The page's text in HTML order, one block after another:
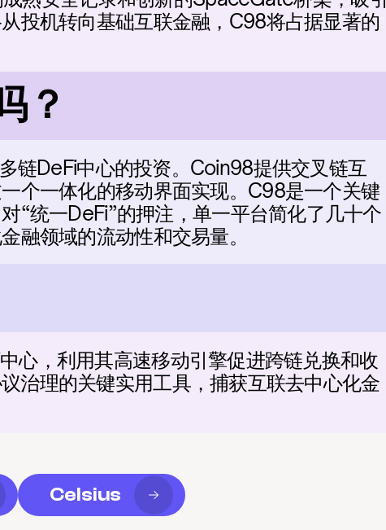
投机转向基础互联金融，C98将占据显著的
？
链DeFi中心的投资。Coin98提供交叉链互
个一体化的移动界面实现。C98是一个关键
“统一DeFi”的押注，单一平台简化了几十个
融领域的流动性和交易量。
心，利用其高速移动引擎促进跨链兑换和收
治理的关键实用工具，捕获互联去中心化金
Celsius